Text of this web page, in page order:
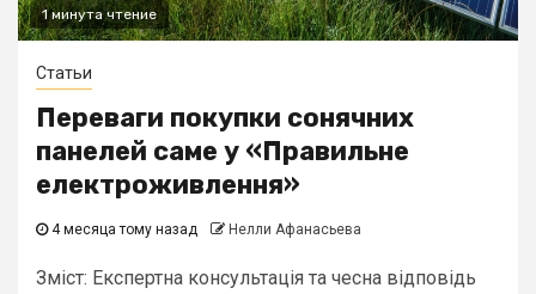
1 минута чтение
Статьи
Переваги покупки сонячних
панелей саме у «Правильне
електроживлення»
4 месяца тому назад Нелли Афанасьева
Зміст: Експертна консультація та чесна відповідь